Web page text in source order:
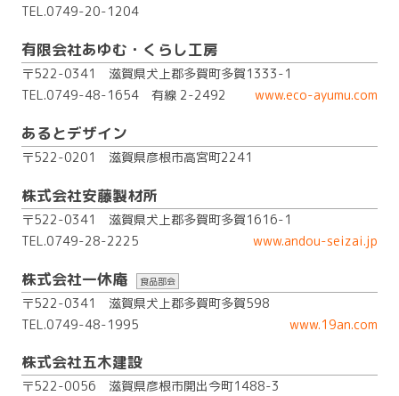
TEL.0749-20-1204
有限会社あゆむ・くらし工房
〒522-0341 滋賀県犬上郡多賀町多賀1333-1
TEL.0749-48-1654
有線 2-2492 www.eco-ayumu.com
あるとデザイン
〒522-0201 滋賀県彦根市高宮町2241
株式会社安藤製材所
〒522-0341 滋賀県犬上郡多賀町多賀1616-1
TEL.0749-28-2225
www.andou-seizai.jp
株式会社一休庵 食品部会
〒522-0341 滋賀県犬上郡多賀町多賀598
TEL.0749-48-1995
www.19an.com
株式会社五木建設
〒522-0056 滋賀県彦根市開出今町1488-3